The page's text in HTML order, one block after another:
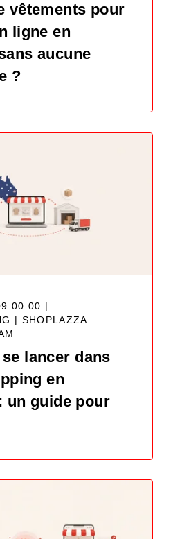
vêtements pour
ligne en
aucune
?
|
| SHOPLAZZA
lancer dans
en
un guide pour